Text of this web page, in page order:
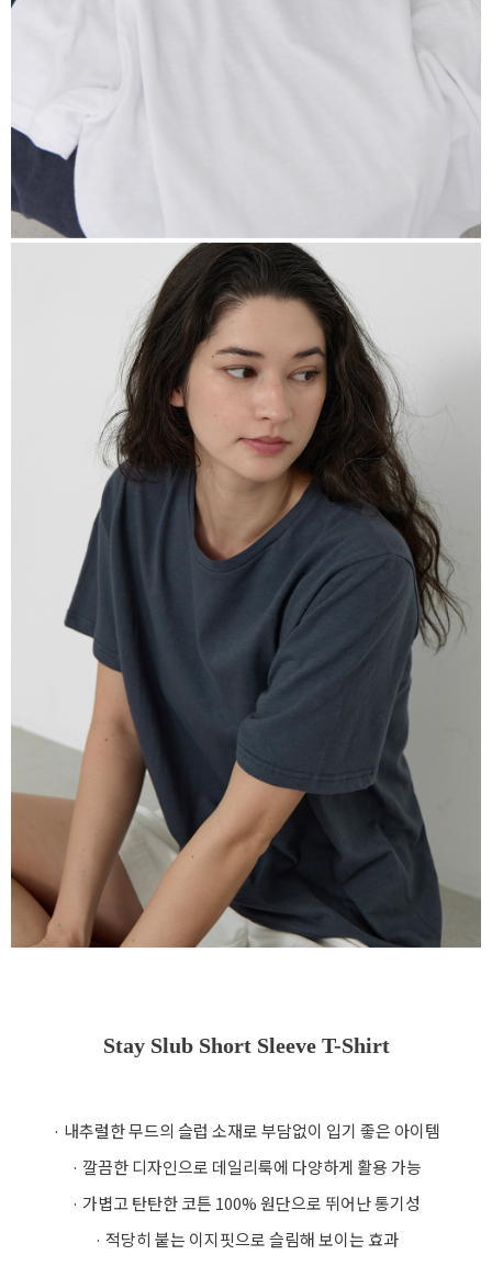
Stay Slub Short Sleeve T-Shirt
· 내추럴한 무드의 슬럽 소재로 부담없이 입기 좋은 아이템
· 깔끔한 디자인으로 데일리룩에 다양하게 활용 가능
· 가볍고 탄탄한 코튼 100% 원단으로 뛰어난 통기성
· 적당히 붙는 이지핏으로 슬림해 보이는 효과